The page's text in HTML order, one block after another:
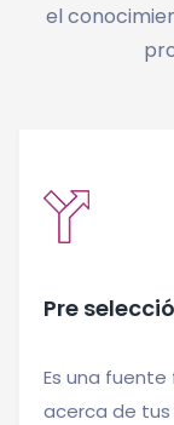
el
Pre
Es una
acerca de